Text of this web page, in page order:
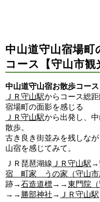
中山道守山宿場
コース【守山市観
中山道守山宿お散歩コース
ＪＲ守山駅からコース総
宿場町の面影を感じる
ＪＲ守山駅から出発し、
散歩。
古き良き街並みを残しな
山宿を感じてみて。
ＪＲ琵琶湖線 ＪＲ守山駅 →
宿 町家 うの家（守山市
跡→石造道標→→東門院（
→→ 勝部神社 →
ＪＲ守山駅